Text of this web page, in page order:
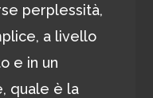
perplessità,
a livello
e in un
quale è la